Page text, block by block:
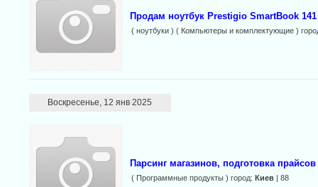
Продам ноутбук Prestigio SmartBook
( ноутбуки ) ( Компьютеры и комплектующие )
Воскресенье, 12 янв 2025
Парсинг магазинов, подготовка прайсов
( Программные продукты ) город: Киев| 88